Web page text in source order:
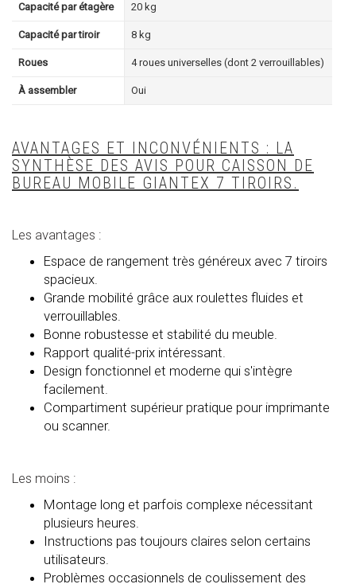
Capacité par étagère 20 kg
Capacité par tiroir 8 kg
Roues 4 roues universelles (dont 2 verrouillables)
À assembler Oui
AVANTAGES ET INCONVÉNIENTS : LA
SYNTHÈSE DES AVIS POUR CAISSON DE
BUREAU MOBILE GIANTEX 7 TIROIRS.
Les avantages :
Espace de rangement très généreux avec 7 tiroirs
spacieux.
Grande mobilité grâce aux roulettes fluides et
verrouillables.
Bonne robustesse et stabilité du meuble.
Rapport qualité-prix intéressant.
Design fonctionnel et moderne qui s'intègre
facilement.
Compartiment supérieur pratique pour imprimante
ou scanner.
Les moins :
Montage long et parfois complexe nécessitant
plusieurs heures.
Instructions pas toujours claires selon certains
utilisateurs.
Problèmes occasionnels de coulissement des